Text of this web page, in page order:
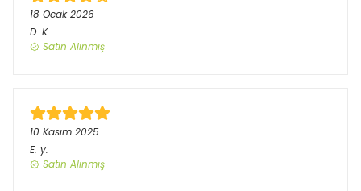
18 Ocak 2026
D. K.
Satın Alınmış
10 Kasım 2025
E. y.
Satın Alınmış